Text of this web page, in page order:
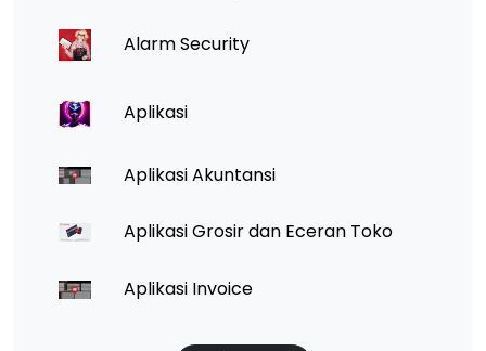
Alarm Security
Aplikasi
Aplikasi Akuntansi
Aplikasi Grosir dan Eceran Toko
Aplikasi Invoice